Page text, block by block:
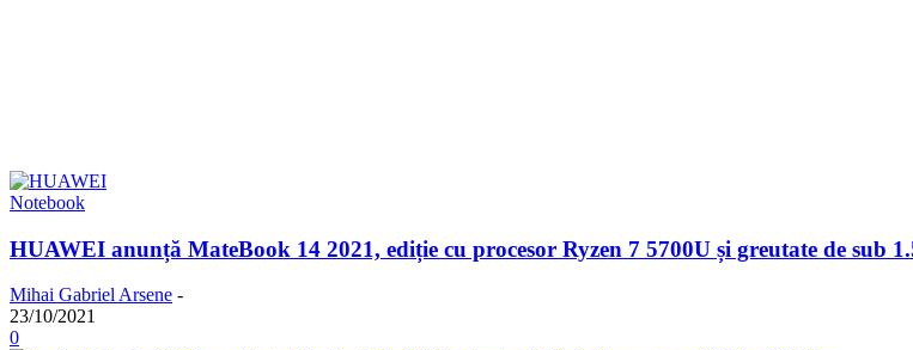
Notebook
HUAWEI anunță MateBook 14 2021, ediție cu procesor Ryzen 7 5700U și greutate de sub
Mihai Gabriel Arsene -
23/10/2021
0